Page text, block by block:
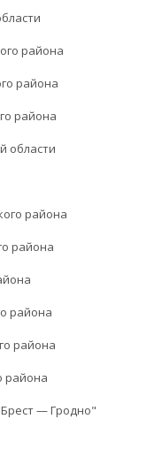
района
района
района
области
района
района
района
района
района
— Гродно"